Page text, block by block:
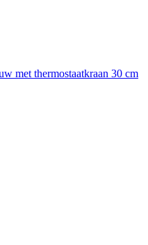
met thermostaatkraan 30 cm